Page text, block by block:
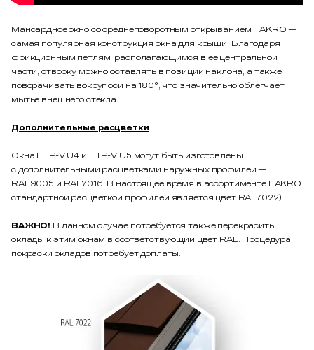
Мансардное окно со среднеповоротным открыванием FAKRO —
самая популярная конструкция окна для крыши. Благодаря
фрикционным петлям, располагающимся в ее центральной
части, створку можно оставлять в позиции наклона, а также
поворачивать вокруг оси на 180°, что значительно облегчает
мытье внешнего стекла.
Дополнительные расцветки
Окна FTP-V U4 и FTP-V U5 могут быть изготовлены
с дополнительными расцветками наружных профилей —
RAL9005 и RAL7016. В настоящее время в ассортименте FAKRO
стандартной расцветкой профилей является цвет RAL7022).
ВАЖНО! В данном случае потребуется также перекрасить
оклады к этим окнам в соответствующий цвет RAL. Процедура
покраски окладов потребует доплаты.